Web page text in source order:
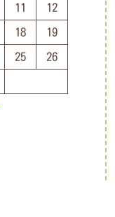
11 12
18 19
25 26